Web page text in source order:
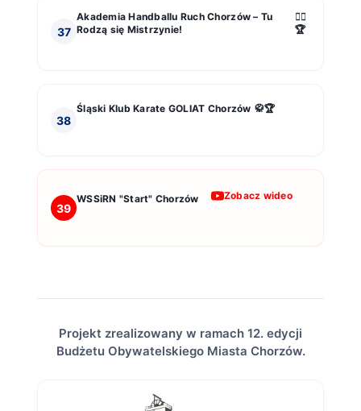
37
Akademia Handballu Ruch Chorzów – Tu
Rodzą się Mistrzynie!
🤾‍♀️
🏆
38
Śląski Klub Karate GOLIAT Chorzów 🥋🏆
39
WSSiRN "Start" Chorzów Zobacz wideo
Projekt zrealizowany w ramach 12. edycji
Budżetu Obywatelskiego Miasta Chorzów.